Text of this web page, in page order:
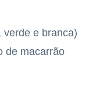
verde e branca)
de macarrão